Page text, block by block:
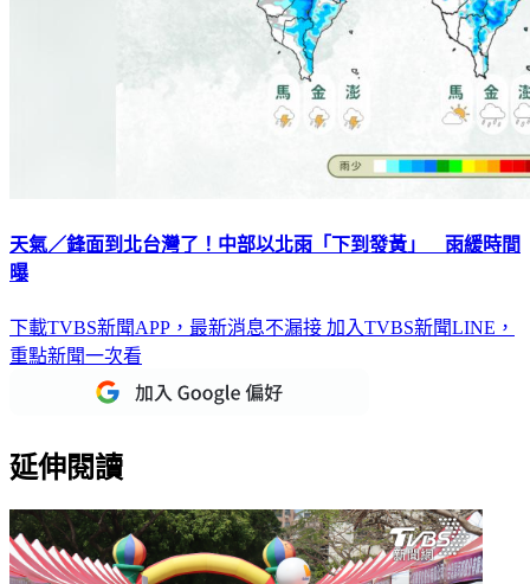
天氣／鋒面到北台灣了！中部以北雨「下到發黃」 雨緩時間
曝
下載TVBS新聞APP，最新消息不漏接 加入TVBS新聞LINE，
重點新聞一次看
延伸閱讀